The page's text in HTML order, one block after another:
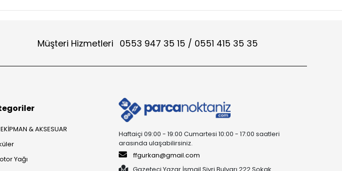
Müşteri Hizmetleri 0553 947 35 15 / 0551 415 35 35
& AKSESUAR
Yağı
Haftaiçi 09:00 - 19:00 Cumartesi 10:00 - 17:00 saatleri
arasında ulaşabilirsiniz.
ffgurkan@gmail.com